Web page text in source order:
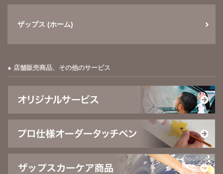
ザップス (ホーム)
店舗販売商品、その他のサービス